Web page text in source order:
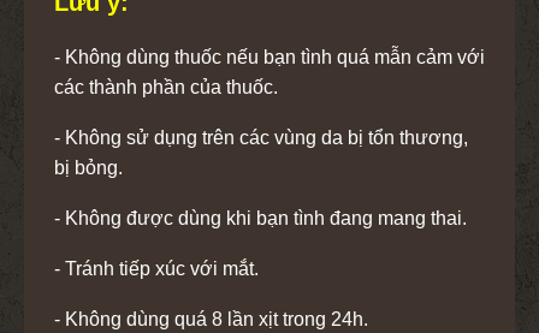
- Không dùng thuốc nếu bạn tình quá mẫn cảm với
các thành phần của thuốc.
- Không sử dụng trên các vùng da bị tổn thương,
bị bỏng.
- Không được dùng khi bạn tình đang mang thai.
- Tránh tiếp xúc với mắt.
- Không dùng quá 8 lần xịt trong 24h.